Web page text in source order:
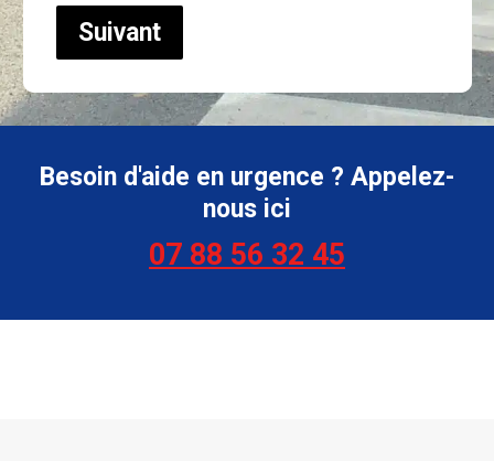
Suivant
Besoin d'aide en urgence ? Appelez-
nous ici
07 88 56 32 45